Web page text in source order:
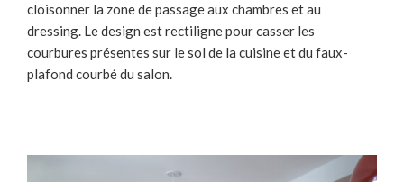
cloisonner la zone de passage aux chambres et au
dressing. Le design est rectiligne pour casser les
courbures présentes sur le sol de la cuisine et du faux-
plafond courbé du salon.